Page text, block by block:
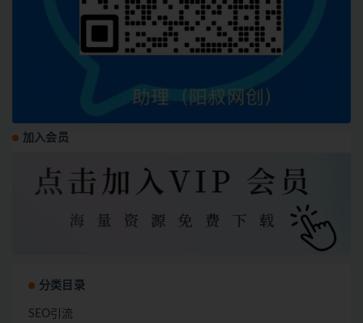
加入会员
分类目录
SEO引流